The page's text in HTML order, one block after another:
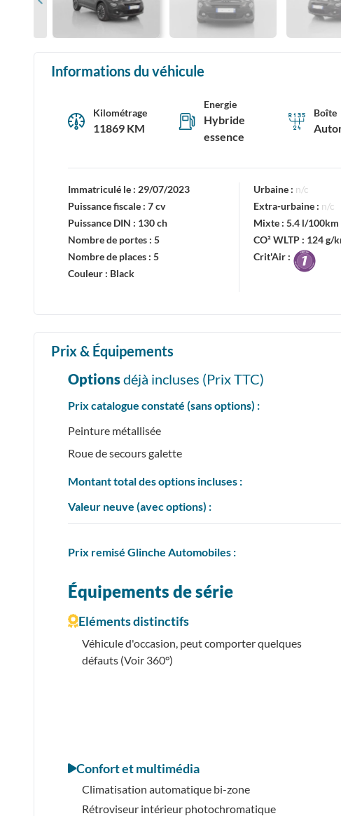
Informations du véhicule
Kilométrage
11869 KM
Energie
Hybride
essence
Boîte
Immatriculé le : 29/07/2023
Puissance fiscale : 7 cv
Puissance DIN : 130 ch
Nombre de portes : 5
Nombre de places : 5
Couleur : Black
Urbaine : n/c
Extra-urbaine : n/c
Mixte :5.4 l/100km
CO² WLTP : 124 g/
Crit'Air :
Prix & Équipements
Optionsdéjà incluses (PrixTTC)
Prix catalogue constaté (sans options) :
Peinture métallisée
Roue de secours galette
Montant total des options incluses :
Valeur neuve (avec options) :
Prix remisé Glinche Automobiles :
Équipements de série
Eléments distinctifs
Véhicule d'occasion, peut comporter quelques
défauts (Voir 360°)
Confort et multimédia
Climatisation automatique bi-zone
Rétroviseur intérieur photochromatique